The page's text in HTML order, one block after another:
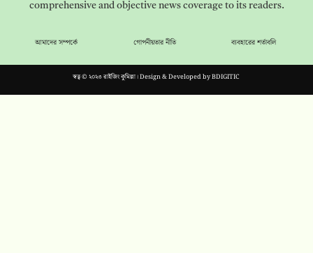
comprehensive and objective news coverage to its readers.
আমাদের সম্পর্কে গোপনীয়তার নীতি ব্যবহারের শর্তাবলি
স্বত্ব © ২০২৩ রাইজিং কুমিল্লা। Design & Developed byBDIGITIC